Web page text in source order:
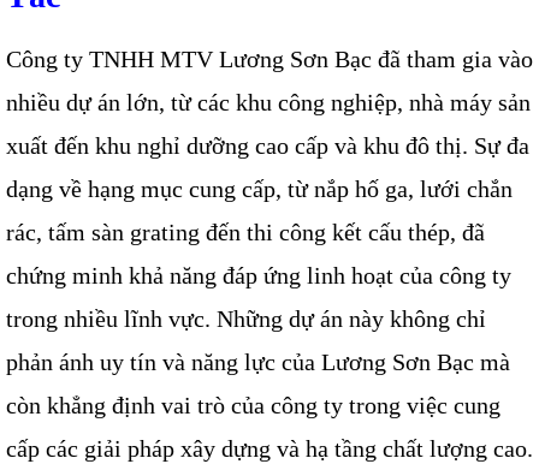
Công ty TNHH MTV Lương Sơn Bạc đã tham gia vào
nhiều dự án lớn, từ các khu công nghiệp, nhà máy sản
xuất đến khu nghỉ dưỡng cao cấp và khu đô thị. Sự đa
dạng về hạng mục cung cấp, từ nắp hố ga, lưới chắn
rác, tấm sàn grating đến thi công kết cấu thép, đã
chứng minh khả năng đáp ứng linh hoạt của công ty
trong nhiều lĩnh vực. Những dự án này không chỉ
phản ánh uy tín và năng lực của Lương Sơn Bạc mà
còn khẳng định vai trò của công ty trong việc cung
cấp các giải pháp xây dựng và hạ tầng chất lượng cao.